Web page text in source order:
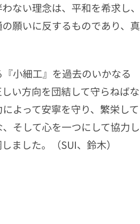
ない理念は、平和を希求し、
願いに反するものであり、真
小細工』を過去のいかなる
い方向を団結して守らねばな
よって安寧を守り、繁栄して
そして心を一つにして協力し
ました。（SUI、鈴木）